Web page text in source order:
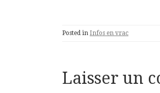
Posted in Infos en vrac
Laisser un